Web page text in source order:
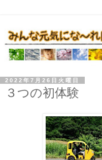
2022年7月26日火曜日
３つの初体験